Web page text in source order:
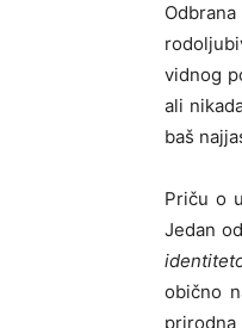
vidnog
ali
baš
Priču o
Jedan
obično
prirodna